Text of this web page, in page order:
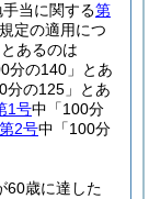
当に関する第
定の適用につ
あるのは
分の140」とあ
分の125」とあ
1号中「100分
2号中「100分
60歳に達した